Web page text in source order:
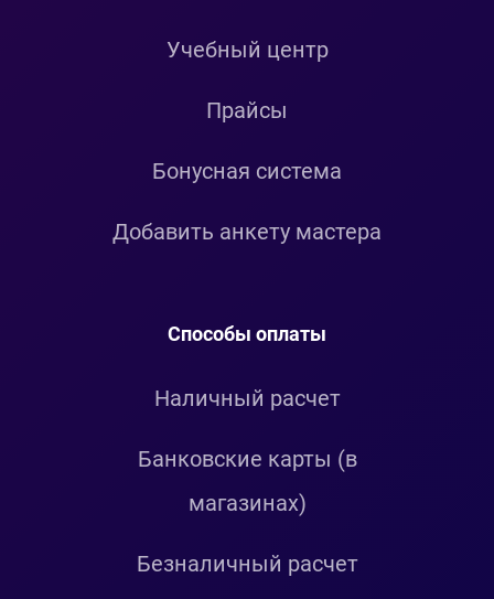
Учебный центр
Прайсы
Бонусная система
Добавить анкету мастера
Способы оплаты
Наличный расчет
Банковские карты (в
магазинах)
Безналичный расчет